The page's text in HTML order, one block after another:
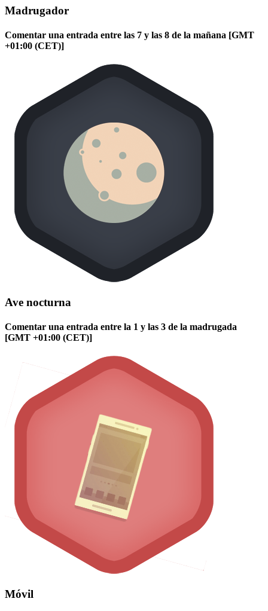
Madrugador
Comentar una entrada entre las 7 y las 8 de la mañana [GMT
+01:00 (CET)]
Ave nocturna
Comentar una entrada entre la 1 y las 3 de la madrugada
[GMT +01:00 (CET)]
Móvil